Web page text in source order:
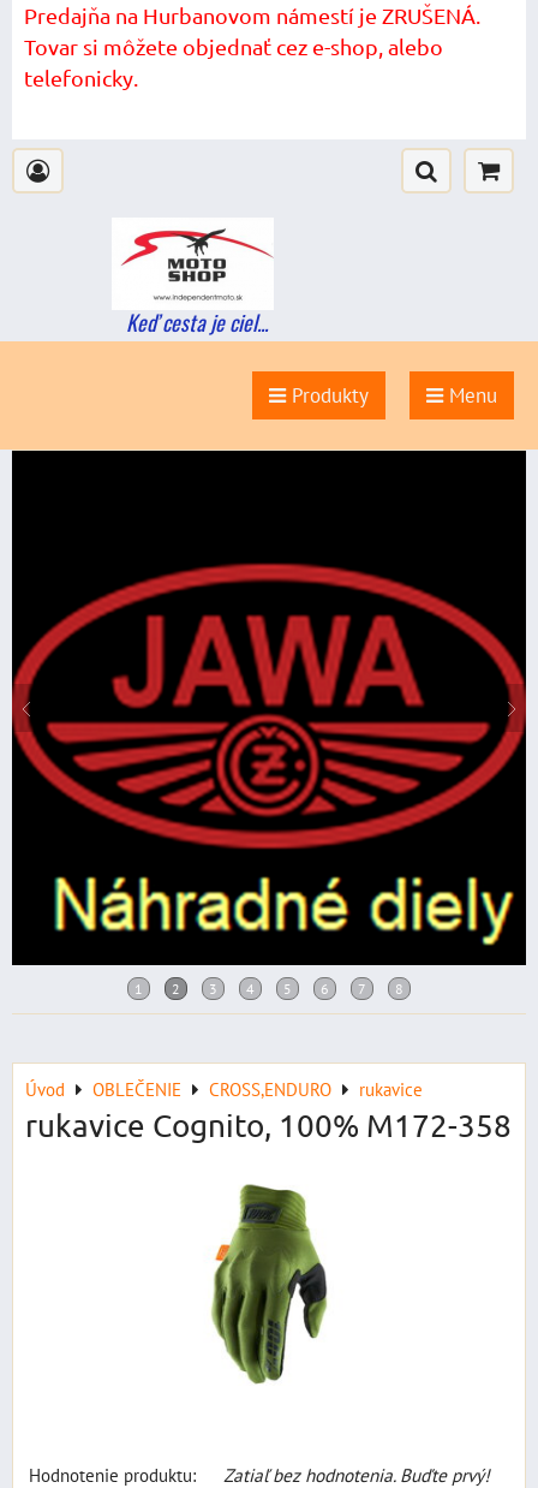
Predajňa na Hurbanovom námestí je ZRUŠENÁ.
Tovar si môžete objednať cez e-shop, alebo
telefonicky.
Keď cesta je ciel...
Produkty Menu
Úvod OBLEČENIE CROSS,ENDURO rukavice
rukavice Cognito, 100% M172-358
Hodnotenie produktu:
Zatiaľ bez hodnotenia. Buďte prvý!